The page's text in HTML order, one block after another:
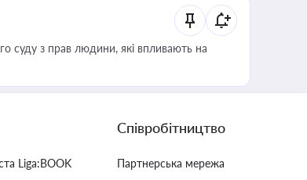
суду з прав людини, які впливають на
Liga:BOOK
Співробітництво
Партнерська мережа